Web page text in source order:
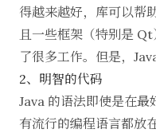
得越来越好，库可以帮
且一些框架（特别是 Qt
了很多工作。但是，
2、明智的代码
Java 的语法即使是在最
有流行的编程语言都放